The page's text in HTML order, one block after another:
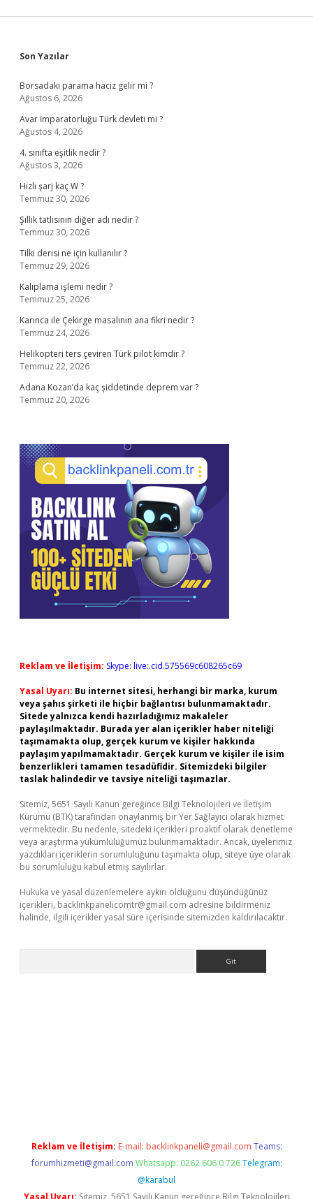
Sidebar
Son Yazılar
Borsadaki parama haciz gelir mi ?
Ağustos 6, 2026
Avar İmparatorluğu Türk devleti mi ?
Ağustos 4, 2026
4. sınıfta eşitlik nedir ?
Ağustos 3, 2026
Hızlı şarj kaç W ?
Temmuz 30, 2026
Şıllık tatlısının diğer adı nedir ?
Temmuz 30, 2026
Tilki derisi ne için kullanılır ?
Temmuz 29, 2026
Kalıplama işlemi nedir ?
Temmuz 25, 2026
Karınca ile Çekirge masalının ana fikri nedir ?
Temmuz 24, 2026
Helikopteri ters çeviren Türk pilot kimdir ?
Temmuz 22, 2026
Adana Kozan’da kaç şiddetinde deprem var ?
Temmuz 20, 2026
Reklam ve İletişim: Skype: live:.cid.575569c608265c69
Yasal Uyarı: Bu internet sitesi, herhangi bir marka, kurum
veya şahıs şirketi ile hiçbir bağlantısı bulunmamaktadır.
Sitede yalnızca kendi hazırladığımız makaleler
paylaşılmaktadır. Burada yer alan içerikler haber niteliği
taşımamakta olup, gerçek kurum ve kişiler hakkında
paylaşım yapılmamaktadır. Gerçek kurum ve kişiler ile isim
benzerlikleri tamamen tesadüfidir. Sitemizdeki bilgiler
taslak halindedir ve tavsiye niteliği taşımazlar.
Sitemiz, 5651 Sayılı Kanun gereğince Bilgi Teknolojileri ve İletişim
Kurumu (BTK) tarafından onaylanmış bir Yer Sağlayıcı olarak hizmet
vermektedir. Bu nedenle, sitedeki içerikleri proaktif olarak denetleme
veya araştırma yükümlülüğümüz bulunmamaktadır. Ancak, üyelerimiz
yazdıkları içeriklerin sorumluluğunu taşımakta olup, siteye üye olarak
bu sorumluluğu kabul etmiş sayılırlar.
Hukuka ve yasal düzenlemelere aykırı olduğunu düşündüğünüz
içerikleri, backlinkpanelicomtr@gmail.com adresine bildirmeniz
halinde, ilgili içerikler yasal süre içerisinde sitemizden kaldırılacaktır.
Reklam ve İletişim: E-mail: backlinkpaneli@gmail.com Teams:
forumhizmeti@gmail.com Whatsapp: 0262 606 0 726 Telegram:
@karabul
Yasal Uyarı: Sitemiz, 5651 Sayılı Kanun gereğince Bilgi Teknolojileri